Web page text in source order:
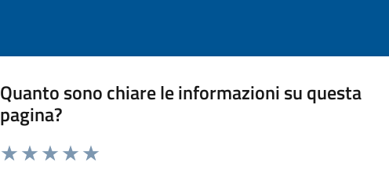
Quanto sono chiare le informazioni su questa
pagina?
Valuta da 1 a 5 stelle la pagina